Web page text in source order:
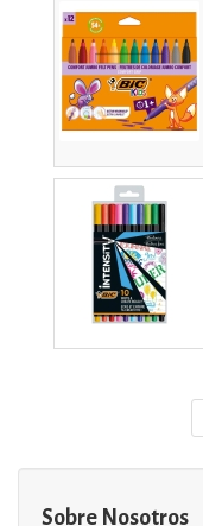
Sobre Nosotros